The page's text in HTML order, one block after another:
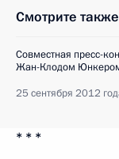
Смотрите также
Совместная пресс-
Жан-Клодом
25 сентября 2012
* * *